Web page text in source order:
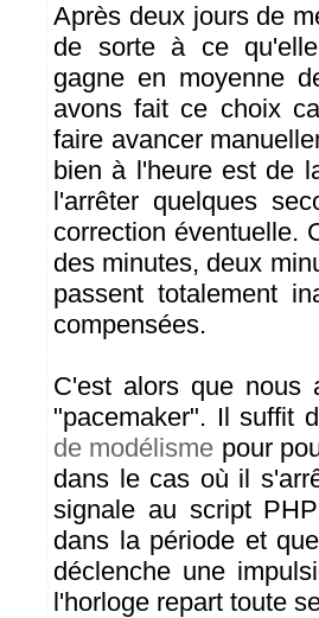
Après deux jours de
de sorte à ce
gagne en moyenne
avons fait ce choix
faire avancer
bien à l'heure est de
l'arrêter quelques
correction éventuelle.
des minutes, deux
passent totalement
compensées.
C'est alors que nous
"pacemaker". Il suffit
de modélisme pour
dans le cas où il
signale au script
dans la période et
déclenche une
l'horloge repart toute